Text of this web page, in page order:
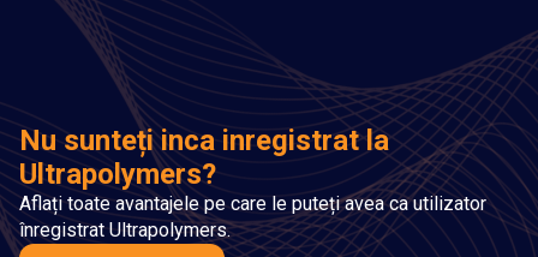
Nu sunteți inca inregistrat la
Ultrapolymers?
Aflați toate avantajele pe care le puteți avea ca utilizator
înregistrat Ultrapolymers.